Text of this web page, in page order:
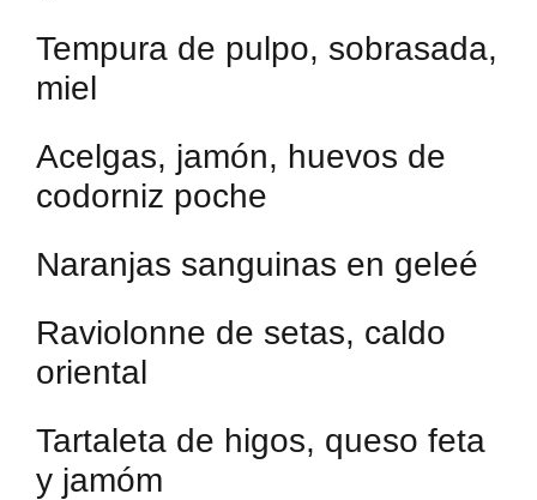
Tempura de pulpo, sobrasada,
miel
Acelgas, jamón, huevos de
codorniz poche
Naranjas sanguinas en geleé
Raviolonne de setas, caldo
oriental
Tartaleta de higos, queso feta
y jamóm